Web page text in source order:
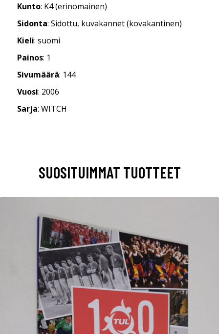
Kunto: K4 (erinomainen)
Sidonta: Sidottu, kuvakannet (kovakantinen)
Kieli: suomi
Painos: 1
Sivumäärä: 144
Vuosi: 2006
Sarja: WITCH
SUOSITUIMMAT TUOTTEET